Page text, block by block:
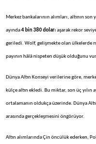
Merkez bankalarının alımları, altının
ayında4 bin 380 doları aşarak rekor
geriledi. Wolf, gelişmekte olanülkelerde
payının hâlâ nispeten düşük olduğunu
Dünya Altın Konseyi verilerine göre,
külçe altın ekledi. Bu miktar, sonüç yılın
ortalamanın oldukça üzerinde. Dünya Alt
arasında gerçekleşmesini öngörüyor.
Altın alımlarındaÇin öncülük ederken,